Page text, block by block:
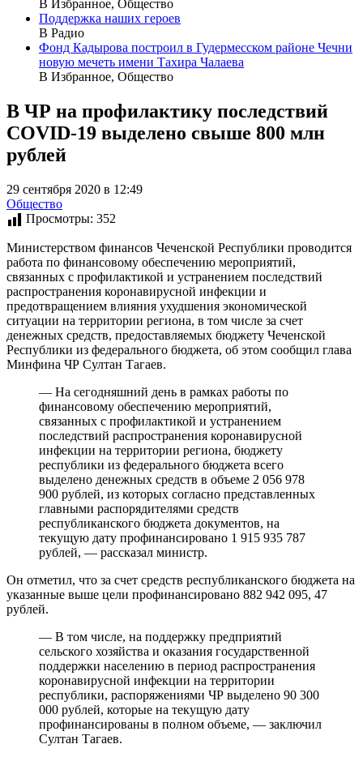
В Избранное, Общество
Поддержка наших героев
В Радио
Фонд Кадырова построил в Гудермесском районе Чечни
новую мечеть имени Тахира Чалаева
В Избранное, Общество
В ЧР на профилактику последствий
COVID-19 выделено свыше 800 млн
рублей
29 сентября 2020 в 12:49
Общество
Просмотры: 352
Министерством финансов Чеченской Республики проводится
работа по финансовому обеспечению мероприятий,
связанных с профилактикой и устранением последствий
распространения коронавирусной инфекции и
предотвращением влияния ухудшения экономической
ситуации на территории региона, в том числе за счет
денежных средств, предоставляемых бюджету Чеченской
Республики из федерального бюджета, об этом сообщил глава
Минфина ЧР Султан Тагаев.
— На сегодняшний день в рамках работы по
финансовому обеспечению мероприятий,
связанных с профилактикой и устранением
последствий распространения коронавирусной
инфекции на территории региона, бюджету
республики из федерального бюджета всего
выделено денежных средств в объеме 2 056 978
900 рублей, из которых согласно представленных
главными распорядителями средств
республиканского бюджета документов, на
текущую дату профинансировано 1 915 935 787
рублей, — рассказал министр.
Он отметил, что за счет средств республиканского бюджета на
указанные выше цели профинансировано 882 942 095, 47
рублей.
— В том числе, на поддержку предприятий
сельского хозяйства и оказания государственной
поддержки населению в период распространения
коронавирусной инфекции на территории
республики, распоряжениями ЧР выделено 90 300
000 рублей, которые на текущую дату
профинансированы в полном объеме, — заключил
Султан Тагаев.